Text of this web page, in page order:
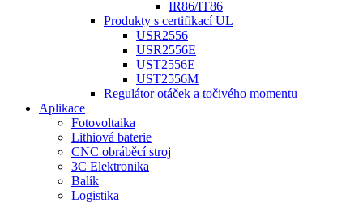
IR86/IT86
Produkty s certifikací UL
USR2556
USR2556E
UST2556E
UST2556M
Regulátor otáček a točivého momentu
Aplikace
Fotovoltaika
Lithiová baterie
CNC obráběcí stroj
3C Elektronika
Balík
Logistika